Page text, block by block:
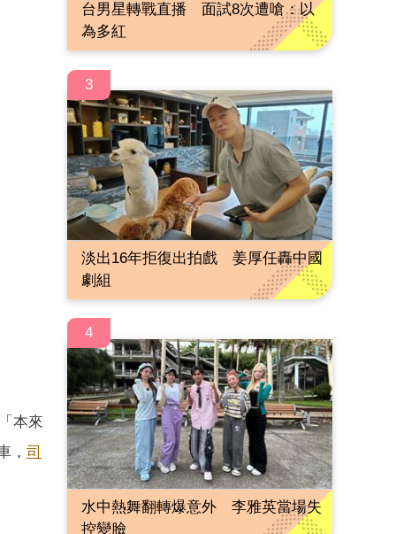
本來
， 司
台男星轉戰直播 面試8次遭嗆：以
為多紅
3
淡出16年拒復出拍戲 姜厚任轟中國
劇組
4
水中熱舞翻轉爆意外 李雅英當場失
控變臉